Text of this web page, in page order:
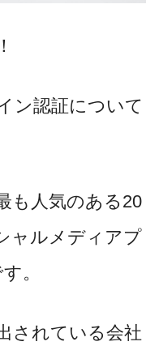
ン認証について
も人気のある20
ャルメディアプ
。
されている会社